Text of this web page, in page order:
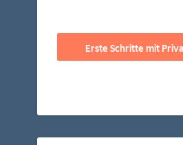
Erste Schritte mit